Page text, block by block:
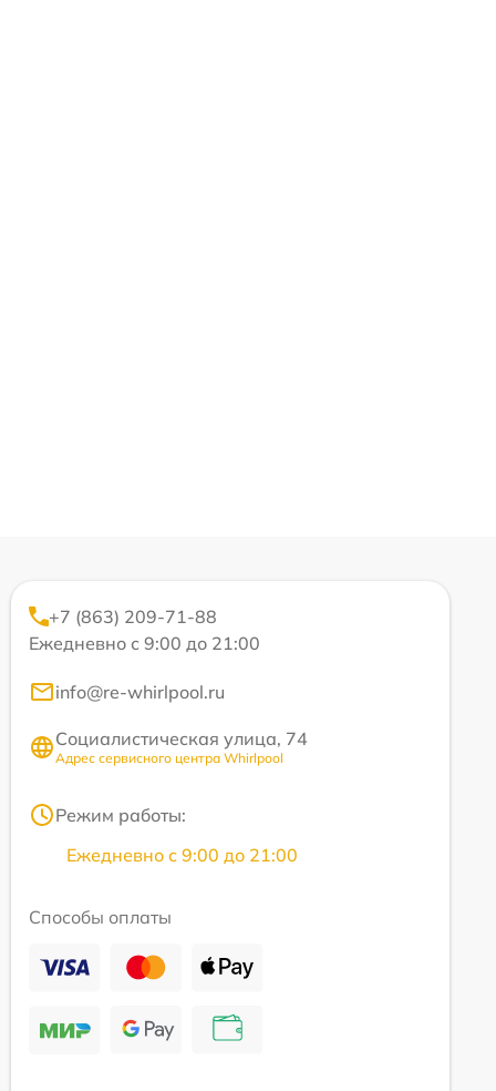
+7 (863) 209-71-88
Ежедневно с 9:00 до 21:00
info@re-whirlpool.ru
Социалистическая улица, 74
Адрес сервисного центра Whirlpool
Режим работы:
Ежедневно с 9:00 до 21:00
Способы оплаты